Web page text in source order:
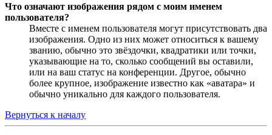
Что означают изображения рядом с моим именем
пользователя?
Вместе с именем пользователя могут присутствовать два
изображения. Одно из них может относиться к вашему
званию, обычно это звёздочки, квадратики или точки,
указывающие на то, сколько сообщений вы оставили,
или на ваш статус на конференции. Другое, обычно
более крупное, изображение известно как «аватара» и
обычно уникально для каждого пользователя.
Вернуться к началу